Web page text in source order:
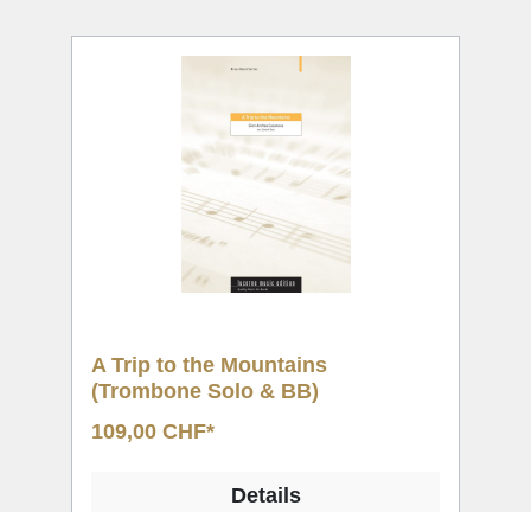
A Trip to the Mountains
(Trombone Solo & BB)
109,00 CHF*
Details